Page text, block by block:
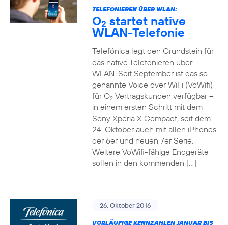
TELEFONIEREN ÜBER WLAN:
O2 startet native
WLAN-Telefonie
Telefónica legt den Grundstein für
das native Telefonieren über
WLAN. Seit September ist das so
genannte Voice over WiFi (VoWifi)
für O2Vertragskunden verfügbar –
in einem ersten Schritt mit dem
Sony Xperia X Compact, seit dem
24. Oktober auch mit allen iPhones
der 6er und neuen 7er Serie.
Weitere VoWifi-fähige Endgeräte
sollen in den kommenden […]
26. Oktober 2016
VORLÄUFIGE KENNZAHLEN JANUAR BIS